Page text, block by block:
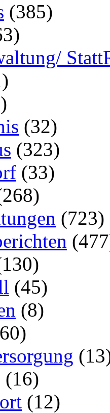
(385)
(32)
(323)
(33)
(723)
(45)
(8)
(16)
(12)